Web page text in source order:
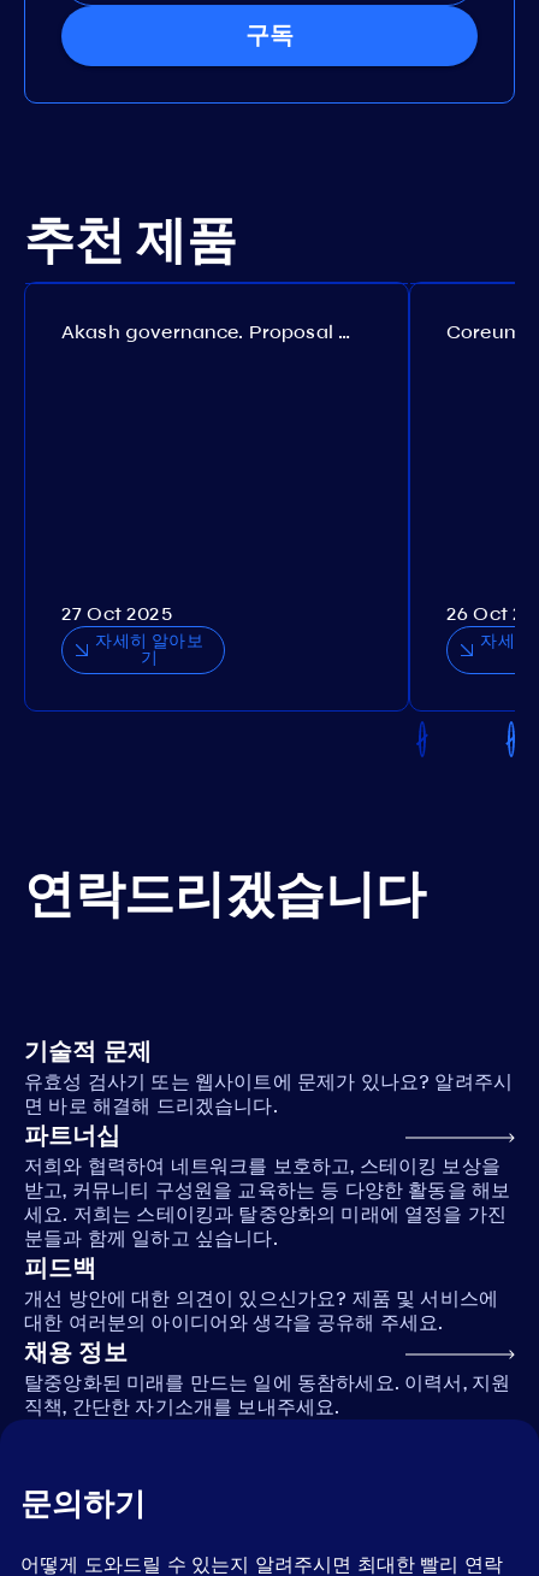
구독
추천 제품
Akash governance. Proposal №308
27 Oct 2025
자세히 알아보
기
26 Oct
자세히
연락드리겠습니다
기술적 문제
유효성 검사기 또는 웹사이트에 문제가 있나요? 알려주시
면 바로 해결해 드리겠습니다.
파트너십
저희와 협력하여 네트워크를 보호하고, 스테이킹 보상을
받고, 커뮤니티 구성원을 교육하는 등 다양한 활동을 해보
세요. 저희는 스테이킹과 탈중앙화의 미래에 열정을 가진
분들과 함께 일하고 싶습니다.
피드백
개선 방안에 대한 의견이 있으신가요? 제품 및 서비스에
대한 여러분의 아이디어와 생각을 공유해 주세요.
채용 정보
탈중앙화된 미래를 만드는 일에 동참하세요. 이력서, 지원
직책, 간단한 자기소개를 보내주세요.
문의하기
어떻게 도와드릴 수 있는지 알려주시면 최대한 빨리 연락